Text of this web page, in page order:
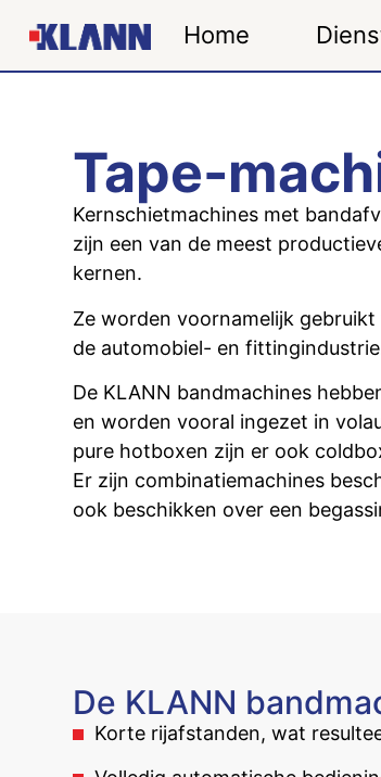
Home
Tape-
Kernschietmachines met
zijn een van de meest
kernen.
Ze worden voornamelijk
de automobiel- en
De KLANN bandmachines
en worden vooral ingezet in
pure hotboxen zijn er ook
Er zijn combinatiemachines
ook beschikken over een
De KLANN
Korte rijafstanden, wat